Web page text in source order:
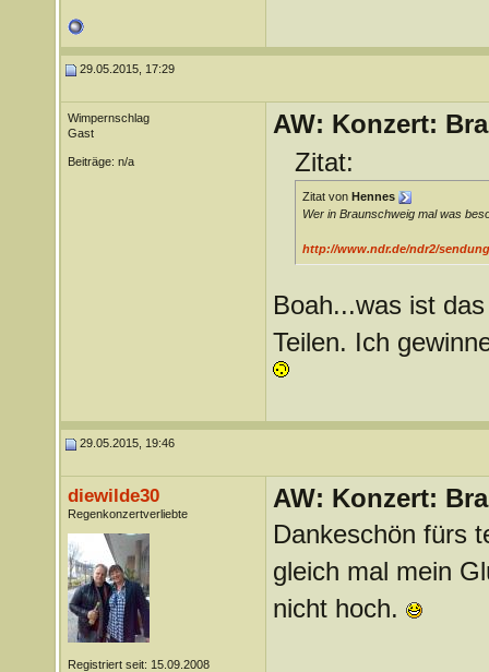
29.05.2015, 17:29
Wimpernschlag
Gast
Beiträge: n/a
AW: Konzert:
Zitat:
Zitat von Hennes
Wer in Braunschweig mal was
http://www.ndr.de/ndr2/
Boah...was ist
Teilen. Ich
29.05.2015, 19:46
diewilde30
Regenkonzertverliebte
Registriert seit: 15.09.2008
AW: Konzert:
Dankeschön fürs
gleich mal mein
nicht hoch.